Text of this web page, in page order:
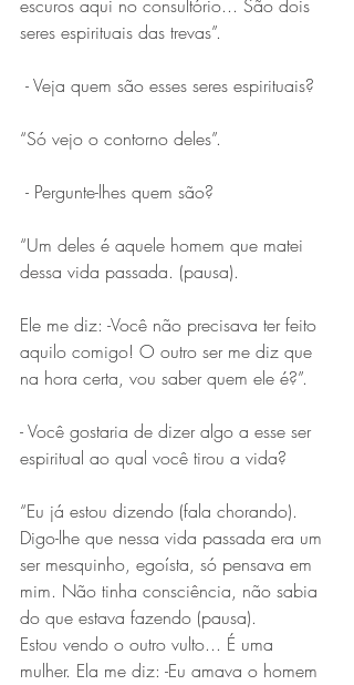
escuros aqui no consultório... São dois
seres espirituais das trevas”.
- Veja quem são esses seres espirituais?
“Só vejo o contorno deles”.
- Pergunte-lhes quem são?
“Um deles é aquele homem que matei
dessa vida passada. (pausa).
Ele me diz: -Você não precisava ter feito
aquilo comigo! O outro ser me diz que
na hora certa, vou saber quem ele é?”.
- Você gostaria de dizer algo a esse ser
espiritual ao qual você tirou a vida?
“Eu já estou dizendo (fala chorando).
Digo-lhe que nessa vida passada era um
ser mesquinho, egoísta, só pensava em
mim. Não tinha consciência, não sabia
do que estava fazendo (pausa).
Estou vendo o outro vulto... É uma
mulher. Ela me diz: -Eu amava o homem